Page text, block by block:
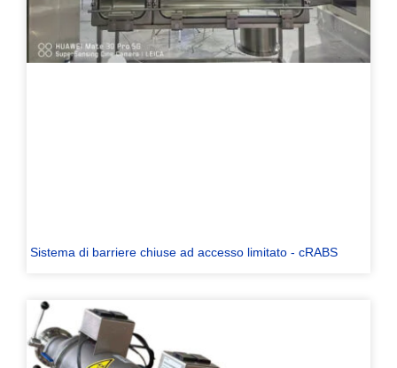
Sistema di barriere chiuse ad accesso limitato - cRABS